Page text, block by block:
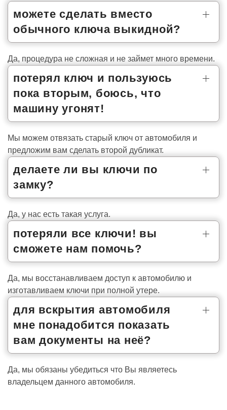
можете сделать вместо
обычного ключа выкидной?
Да, процедура не сложная и не займет много времени.
потерял ключ и пользуюсь
пока вторым, боюсь, что
машину угонят!
Мы можем отвязать старый ключ от автомобиля и
предложим вам сделать второй дубликат.
делаете ли вы ключи по
замку?
Да, у нас есть такая услуга.
потеряли все ключи! вы
сможете нам помочь?
Да, мы восстанавливаем доступ к автомобилю и
изготавливаем ключи при полной утере.
для вскрытия автомобиля
мне понадобится показать
вам документы на неё?
Да, мы обязаны убедиться что Вы являетесь
владельцем данного автомобиля.